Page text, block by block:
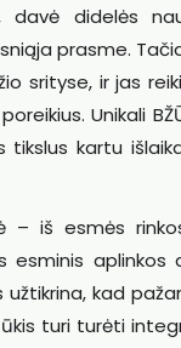
didelės
prasme.
srityse, ir jas
Unikali
kartu
– iš esmės
aplinkos
kad
turi turėti